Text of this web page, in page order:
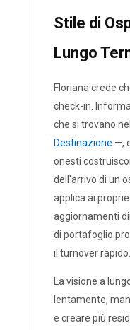
Stile di
Lungo
Floriana crede
check-in.
che si trovano
Destinazione —,
onesti
dell'arrivo di un
applica ai
aggiornamenti
di portafoglio
il turnover rapido.
La visione a
lentamente,
e creare più